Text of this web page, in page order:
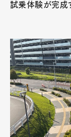
試乗体験が完成